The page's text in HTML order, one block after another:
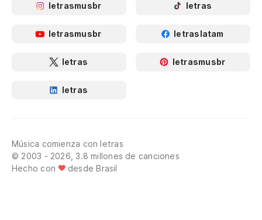
letrasmusbr letras
letrasmusbr letraslatam
letras letrasmusbr
letras
Música comienza con letras
© 2003 - 2026, 3.8 millones de canciones
Hecho con
desde Brasil